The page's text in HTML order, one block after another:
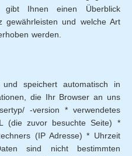
gibt Ihnen einen Überblick
gewährleisten und welche Art
werden.
speichert automatisch in
die Ihr Browser an uns
-version * verwendetes
(die zuvor besuchte Seite) *
(IP Adresse) * Uhrzeit
sind nicht bestimmten